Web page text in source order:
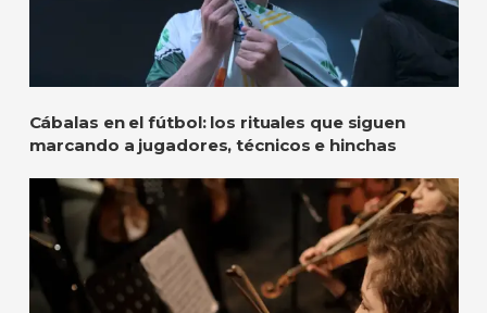
Cábalas en el fútbol: los rituales que siguen
marcando a jugadores, técnicos e hinchas